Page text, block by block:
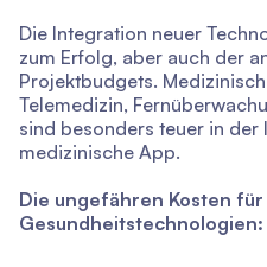
Die Integration neuer
zum Erfolg, aber auch der
Projektbudgets.
Telemedizin,
sind besonders teuer in der
medizinische App.
Die ungefähren Kosten
Gesundheitstechnologien: